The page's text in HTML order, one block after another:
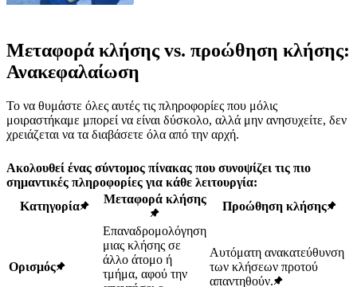
Μεταφορά κλήσης vs. προώθηση κλήσης:
Ανακεφαλαίωση
Το να θυμάστε όλες αυτές τις πληροφορίες που μόλις
μοιραστήκαμε μπορεί να είναι δύσκολο, αλλά μην ανησυχείτε, δεν
χρειάζεται να τα διαβάσετε όλα από την αρχή.
Ακολουθεί ένας σύντομος πίνακας που συνοψίζει τις πιο
σημαντικές πληροφορίες για κάθε λειτουργία:
Κατηγορία
Μεταφορά κλήσης
Προώθηση κλήσης
Ορισμός
Επαναδρομολόγηση
μιας κλήσης σε
άλλο άτομο ή
τμήμα, αφού την
Αυτόματη ανακατεύθυνση
των κλήσεων προτού
απαντηθούν.